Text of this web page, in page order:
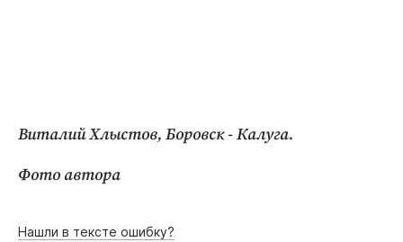
Виталий Хлыстов, Боровск - Калуга.
Фото автора
Нашли в тексте ошибку?